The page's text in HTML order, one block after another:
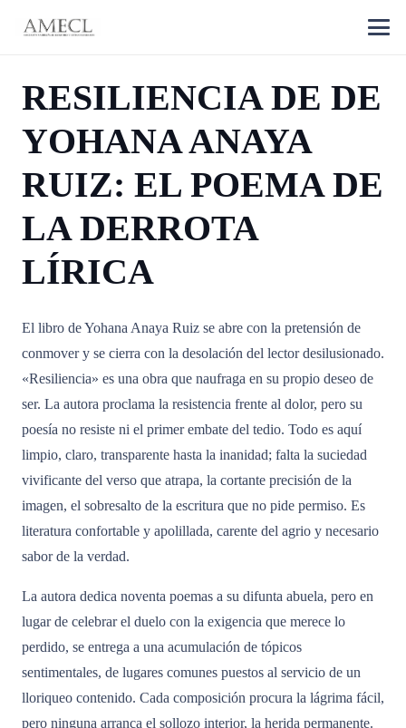
RESILIENCIA DE DE
YOHANA ANAYA
RUIZ: EL POEMA DE
LA DERROTA
LÍRICA
El libro de Yohana Anaya Ruiz se abre con la pretensión de
conmover y se cierra con la desolación del lector desilusionado.
«Resiliencia» es una obra que naufraga en su propio deseo de
ser. La autora proclama la resistencia frente al dolor, pero su
poesía no resiste ni el primer embate del tedio. Todo es aquí
limpio, claro, transparente hasta la inanidad; falta la suciedad
vivificante del verso que atrapa, la cortante precisión de la
imagen, el sobresalto de la escritura que no pide permiso. Es
literatura confortable y apolillada, carente del agrio y necesario
sabor de la verdad.
La autora dedica noventa poemas a su difunta abuela, pero en
lugar de celebrar el duelo con la exigencia que merece lo
perdido, se entrega a una acumulación de tópicos
sentimentales, de lugares comunes puestos al servicio de un
lloriqueo contenido. Cada composición procura la lágrima fácil,
pero ninguna arranca el sollozo interior, la herida permanente.